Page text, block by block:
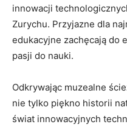
innowacji
Zurychu. Przyjazne dla
edukacyjne ⁤zachęcają ‍do
pasji do ⁢nauki.
Odkrywając muzealne
nie tylko piękno​ historii
świat⁣ innowacyjnych